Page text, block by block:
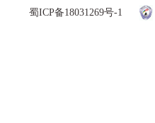
蜀ICP备18031269号-1